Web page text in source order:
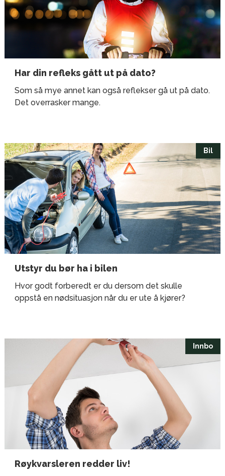
Har din refleks gått ut på dato?
Som så mye annet kan også reflekser gå ut på dato.
Det overrasker mange.
Bil
Utstyr du bør ha i bilen
Hvor godt forberedt er du dersom det skulle
oppstå en nødsituasjon når du er ute å kjører?
Innbo
Røykvarsleren redder liv!